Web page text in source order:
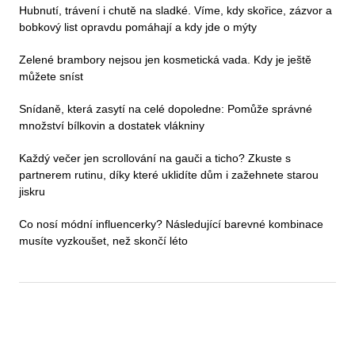
Hubnutí, trávení i chutě na sladké. Víme, kdy skořice, zázvor a
bobkový list opravdu pomáhají a kdy jde o mýty
Zelené brambory nejsou jen kosmetická vada. Kdy je ještě
můžete sníst
Snídaně, která zasytí na celé dopoledne: Pomůže správné
množství bílkovin a dostatek vlákniny
Každý večer jen scrollování na gauči a ticho? Zkuste s
partnerem rutinu, díky které uklidíte dům i zažehnete starou
jiskru
Co nosí módní influencerky? Následující barevné kombinace
musíte vyzkoušet, než skončí léto